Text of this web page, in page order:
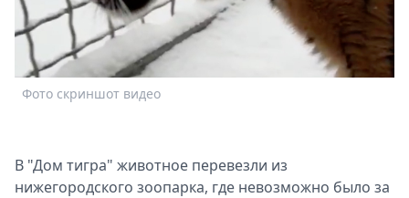
2026
Скачай
Metro
Фото скриншот видео
В "Дом тигра" животное перевезли из
нижегородского зоопарка, где невозможно было за